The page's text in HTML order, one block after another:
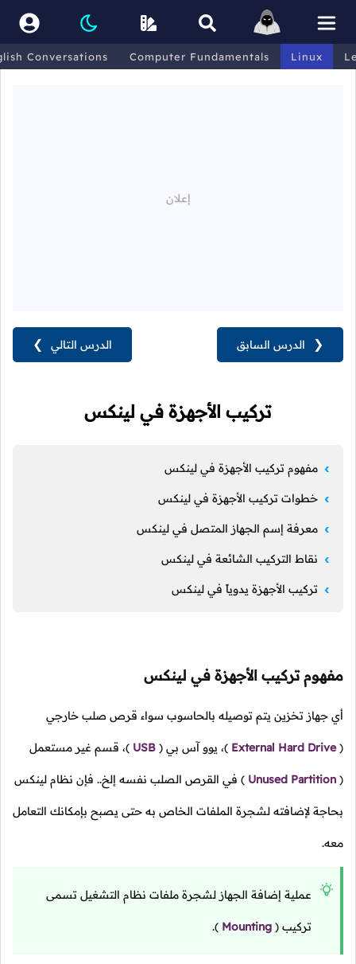
Conversations Computer Fundamentals Linux
الدرس التالي ❯ ❮ الدرس السابق
تركيب الأجهزة في لينكس
مفهوم تركيب الأجهزة في لينكس
خطوات تركيب الأجهزة في لينكس
معرفة إسم الجهاز المتصل في لينكس
نقاط التركيب الشائعة في لينكس
تركيب الأجهزة يدوياً في لينكس
مفهوم تركيب الأجهزة في لينكس
أي جهاز تخزين يتم توصيله بالحاسوب سواء قرص صلب خارجي
(
External Hard Drive )، يوو آس بي (
USB )، قسم غير مستعمل
(
Unused Partition
) في القرص الصلب نفسه إلخ.. فإن نظام لينكس
بحاجة لإضافته لشجرة الملفات الخاص به حتى يصبح بإمكانك التعامل
معه.
عملية إضافة الجهاز لشجرة ملفات نظام التشغيل تسمى
تركيب (
Mounting
).